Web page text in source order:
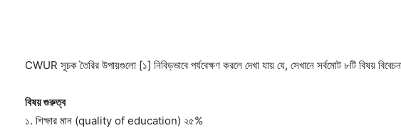
CWUR সূচক তৈরির উপায়গুলো [১] নিবিড়ভাবে পর্যবেক্ষণ করলে দেখা যায় যে, সেখানে সর্বমোট ৮টি বিষয়
বিষয় গুরুত্ব
১. শিক্ষার মান (quality of education) ২৫%